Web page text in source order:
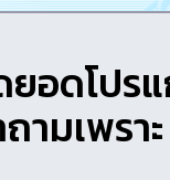
ยอดโปร
ามเพรา